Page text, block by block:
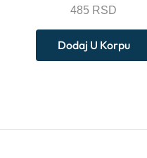
485 RSD
Dodaj U Korpu